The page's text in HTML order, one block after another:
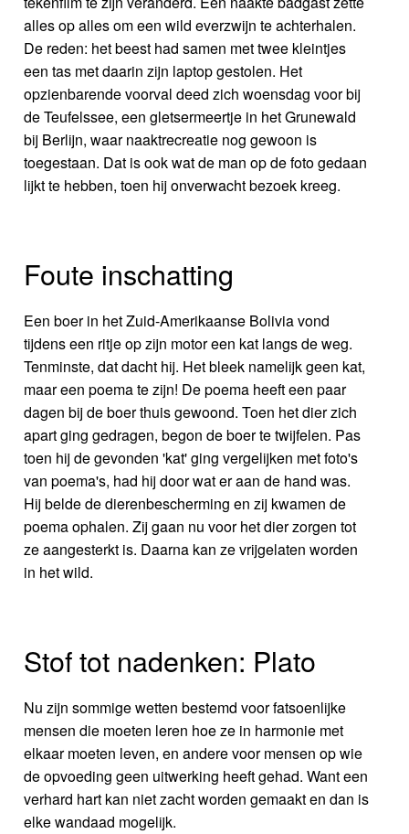
alles op alles om een wild everzwijn te achterhalen.
De reden: het beest had samen met twee kleintjes
een tas met daarin zijn laptop gestolen. Het
opzienbarende voorval deed zich woensdag voor bij
de Teufelssee, een gletsermeertje in het Grunewald
bij Berlijn, waar naaktrecreatie nog gewoon is
toegestaan. Dat is ook wat de man op de foto gedaan
lijkt te hebben, toen hij onverwacht bezoek kreeg.
Foute inschatting
Een boer in het Zuid-Amerikaanse Bolivia vond
tijdens een ritje op zijn motor een kat langs de weg.
Tenminste, dat dacht hij. Het bleek namelijk geen kat,
maar een poema te zijn! De poema heeft een paar
dagen bij de boer thuis gewoond. Toen het dier zich
apart ging gedragen, begon de boer te twijfelen. Pas
toen hij de gevonden 'kat' ging vergelijken met foto's
van poema's, had hij door wat er aan de hand was.
Hij belde de dierenbescherming en zij kwamen de
poema ophalen. Zij gaan nu voor het dier zorgen tot
ze aangesterkt is. Daarna kan ze vrijgelaten worden
in het wild.
Stof tot nadenken: Plato
Nu zijn sommige wetten bestemd voor fatsoenlijke
mensen die moeten leren hoe ze in harmonie met
elkaar moeten leven, en andere voor mensen op wie
de opvoeding geen uitwerking heeft gehad. Want een
verhard hart kan niet zacht worden gemaakt en dan is
elke wandaad mogelijk.